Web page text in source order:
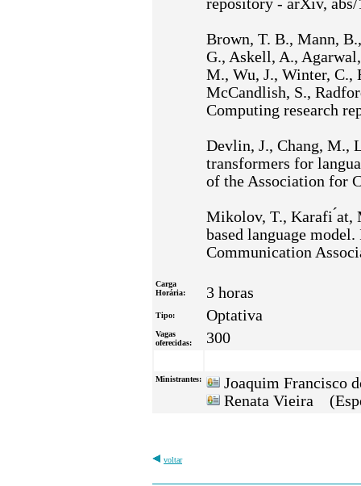
repository - arXiv, abs/
Brown, T. B., Mann,
G., Askell, A.,
M., Wu, J., Winter, C.,
McCandlish, S.,
Computing research
Devlin, J., Chang, M.,
transformers for
of the Association for
Mikolov, T., Karafi ́at,
based language
Communication
Carga
Horária:
3 horas
Tipo: Optativa
Vagas
oferecidas:
300
Ministrantes:
Joaquim Francisco
Renata Vieira
voltar